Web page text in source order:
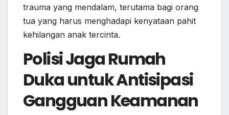
trauma yang mendalam, terutama bagi orang
tua yang harus menghadapi kenyataan pahit
kehilangan anak tercinta.
Polisi Jaga Rumah
Duka untuk Antisipasi
Gangguan Keamanan